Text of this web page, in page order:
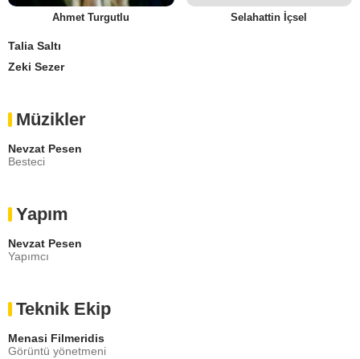
Ahmet Turgutlu Selahattin İçsel
Talia Saltı
Zeki Sezer
Müzikler
Nevzat Pesen
Besteci
Yapım
Nevzat Pesen
Yapımcı
Teknik Ekip
Menasi Filmeridis
Görüntü yönetmeni